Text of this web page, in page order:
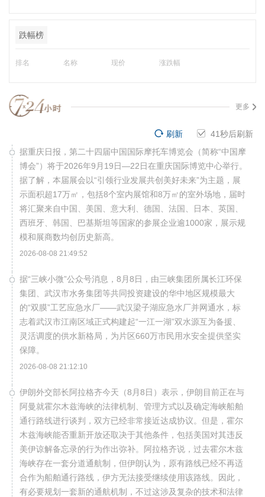
跌幅榜
排名 名称 现价 涨跌幅
更多
40秒后刷新
刷新
据重庆日报，第二十四届中国国际摩托车博览会（简称“中国摩
博会”）将于2026年9月19日—22日在重庆国际博览中心举行。
据了解，本届展会以“引领行业发展共创美好未来”为主题，展
示面积超17万㎡，包括8个室内展馆和8万㎡的室外场地，届时
将汇聚来自中国、美国、意大利、德国、法国、日本、英国、
西班牙、韩国、巴基斯坦等国家的参展企业逾1000家，展示规
模和展商数均创历史新高。
2026-08-08 21:49:52
据“三峡小微”公众号消息，8月8日，由三峡集团所属长江环保
集团、武汉市水务集团等共同投资建设的华中地区规模最大
的“双膜”工艺应急水厂——武汉梁子湖应急水厂并网通水，标
志着武汉市江南区域正式构建起“一江一湖”双水源互为备援、
灵活调度的供水新格局，为片区660万市民用水安全提供坚实
保障。
2026-08-08 21:12:10
伊朗外交部长阿拉格齐今天（8月8日）表示，伊朗目前正在与
阿曼就霍尔木兹海峡的法律机制、管理方式以及确定海峡船舶
通行路线进行谈判，双方已经非常接近达成协议。但是，霍尔
木兹海峡能否重新开放还取决于其他条件，包括美国对其违反
美伊谅解备忘录的行为作出弥补。阿拉格齐说，过去霍尔木兹
海峡存在一套分道通航制，但伊朗认为，原有路线已经不再适
合作为船舶通行路线，伊方无法接受继续使用该路线。因此，
有必要规划一套新的通航机制，不过这涉及复杂的技术和法律